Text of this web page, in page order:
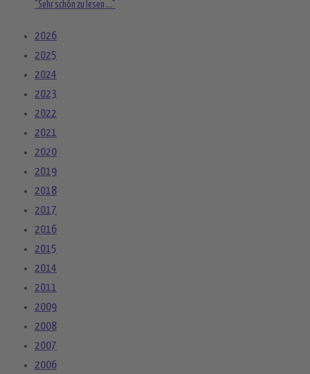
"Sehr schön zu lesen ..."
2026
2025
2024
2023
2022
2021
2020
2019
2018
2017
2016
2015
2014
2011
2009
2008
2007
2006